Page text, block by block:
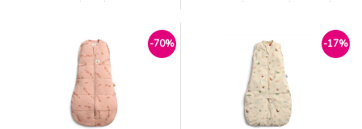
v noci neodkope a bude tak
po celou dobu spánku v
pohodlí a teple bez rizika
prochladnutí. Kryté zipy v
průramcích umožňují snadné
oddělení ruk
tím je látka více vycpaná a
izolována. Je navržena tak,
aby se dala snadno používat
a aby se z ní těžko unikalo.
Tato zavinovačka se zip
-70% -17%